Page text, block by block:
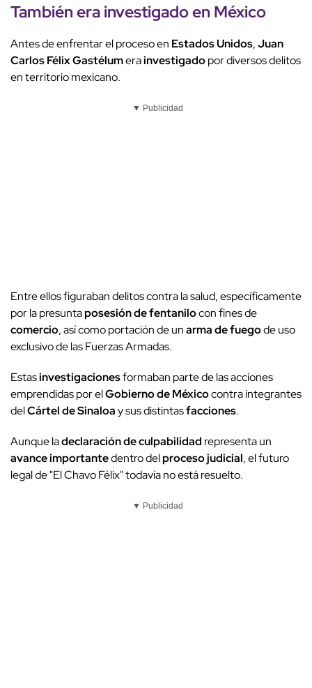
También erainvestigadoen México
Antes de enfrentar el proceso en Estados Unidos,Juan
Carlos Félix Gastélumerainvestigadopor diversos delitos
en territorio mexicano.
▼ Publicidad
Entre ellos figuraban delitos contra la salud, específicamente
por la presuntaposesión de fentanilocon fines de
comercio, así como portación de unarma de fuegode uso
exclusivo de las Fuerzas Armadas.
Estasinvestigacionesformaban parte de las acciones
emprendidas por elGobierno de Méxicocontra integrantes
delCártel de Sinaloay sus distintasfacciones.
Aunque ladeclaración de culpabilidad representa un
avance importantedentro delproceso judicial, el futuro
legal de "El Chavo Félix" todavía no está resuelto.
▼ Publicidad